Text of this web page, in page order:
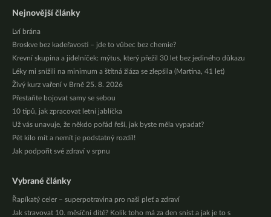
Nejnovější články
Lví brána
Broskve bez kadeřavosti – jde to vůbec bez chemie?
Krevní skupina a jídelníček: mýtus, který přežil 30 let bez jediného důkazu
Léky mi snížili na minimum a štítná žláza se zlepšila (Martina, 41 let)
Živý kurz vaření v Brně 25. 8. 2026
Přestaňte bojovat samy se sebou
10 tipů, jak zpracovat letní jablíčka
Už vás unavuje, že někdo pořád řeší, jak byste měla vypadat?
Pět kilo mít a nemít je podstatný rozdíl!
Jak podpořit své zdraví v srpnu
Vybrané články
Řapíkatý celer – superpotravina pro naši pleť a zdraví
Jak stravovat 10. měsíční dítě? Kolik toho má za den sníst a jak je to s